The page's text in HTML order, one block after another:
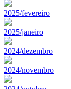
2025/fevereiro
2025/janeiro
2024/dezembro
2024/novembro